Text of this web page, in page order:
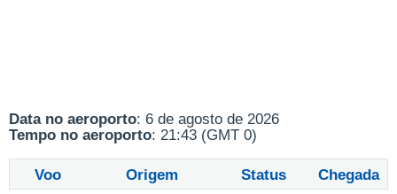
Data no aeroporto: 6 de agosto de 2026
Tempo no aeroporto: 21:43 (GMT 0)
Voo Origem Status Chegada